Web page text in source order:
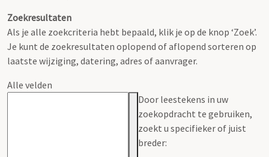
Zoekresultaten
Als je alle zoekcriteria hebt bepaald, klik je op de knop ‘Zoek’.
Je kunt de zoekresultaten oplopend of aflopend sorteren op
laatste wijziging, datering, adres of aanvrager.
Alle velden
Door leestekens in uw
zoekopdracht te gebruiken,
zoekt u specifieker of juist
breder: